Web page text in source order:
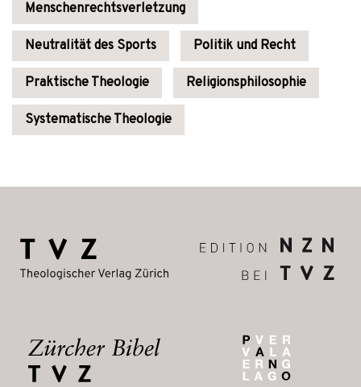
Menschenrechtsverletzung
Neutralität des Sports Politik und Recht
Praktische Theologie Religionsphilosophie
Systematische Theologie